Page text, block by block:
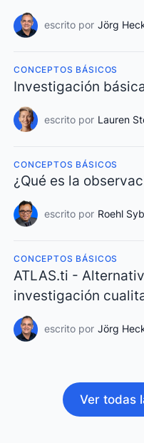
Ver todas
escrito por Jörg
CONCEPTOS BÁSICOS
Investigación
escrito por Lauren
CONCEPTOS BÁSICOS
¿Qué es la
escrito por Roehl
CONCEPTOS BÁSICOS
ATLAS.ti -
investigación
escrito por Jörg